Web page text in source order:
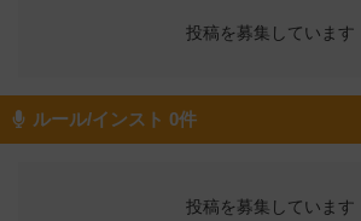
投稿を募集しています
ルール/インスト 0件
投稿を募集しています